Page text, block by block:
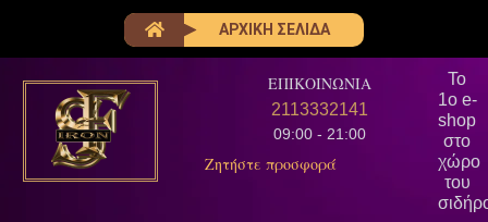
ΑΡΧΙΚΗ ΣΕΛΙΔΑ
ΕΠΙΚΟΙΝΩΝΙΑ
6979241988
09:00 - 21:00
Άμεση εξυπηρέτηση
Το
1ο e-
shop
στο
χώρο
του